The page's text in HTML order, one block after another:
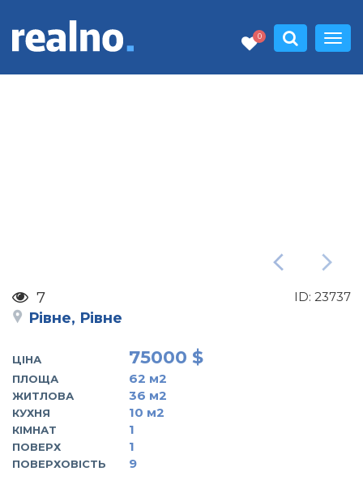
0
7 ID: 23737
Рівне, Рівне
ЦІНА 75000 $
ПЛОЩА 62 м2
ЖИТЛОВА 36 м2
КУХНЯ 10 м2
КІМНАТ 1
ПОВЕРХ 1
ПОВЕРХОВІСТЬ 9